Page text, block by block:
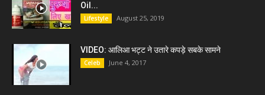
Oil...
Lifestyle August 25, 2019
VIDEO: आलिआ भट्ट ने उतारे कपड़े सबके सामने
Celeb June 4, 2017